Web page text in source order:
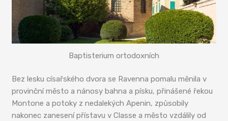
Baptisterium ortodoxních
Bez lesku císařského dvora se Ravenna pomalu měnila v
provinční město a nánosy bahna a písku, přinášené řekou
Montone a potoky z nedalekých Apenin, způsobily
nakonec zanesení přístavu v Classe a město vzdálily od